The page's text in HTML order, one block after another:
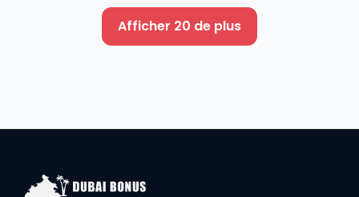
Afficher 20 de plus